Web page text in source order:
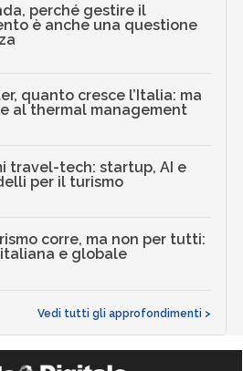
perché gestire il
è anche una questione
quanto cresce l’Italia: ma
al thermal management
travel-tech: startup, AI e
per il turismo
corre, ma non per tutti:
e globale
Vedi tutti gli approfondimenti >